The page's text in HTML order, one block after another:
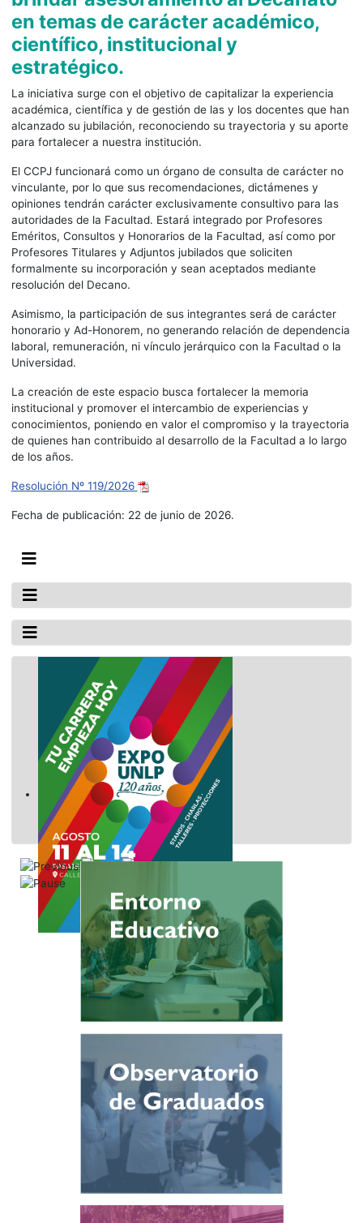
en temas de carácter académico,
científico, institucional y
estratégico.
La iniciativa surge con el objetivo de capitalizar la experiencia
académica, científica y de gestión de las y los docentes que han
alcanzado su jubilación, reconociendo su trayectoria y su aporte
para fortalecer a nuestra institución.
El CCPJ funcionará como un órgano de consulta de carácter no
vinculante, por lo que sus recomendaciones, dictámenes y
opiniones tendrán carácter exclusivamente consultivo para las
autoridades de la Facultad. Estará integrado por Profesores
Eméritos, Consultos y Honorarios de la Facultad, así como por
Profesores Titulares y Adjuntos jubilados que soliciten
formalmente su incorporación y sean aceptados mediante
resolución del Decano.
Asimismo, la participación de sus integrantes será de carácter
honorario y Ad-Honorem, no generando relación de dependencia
laboral, remuneración, ni vínculo jerárquico con la Facultad o la
Universidad.
La creación de este espacio busca fortalecer la memoria
institucional y promover el intercambio de experiencias y
conocimientos, poniendo en valor el compromiso y la trayectoria
de quienes han contribuido al desarrollo de la Facultad a lo largo
de los años.
Resolución Nº 119/2026
Fecha de publicación: 22 de junio de 2026.